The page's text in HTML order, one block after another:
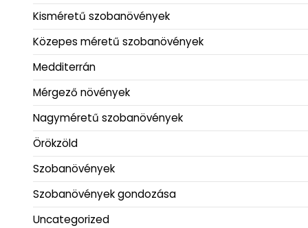
Kisméretű szobanövények
Közepes méretű szobanövények
Medditerrán
Mérgező növények
Nagyméretű szobanövények
Örökzöld
Szobanövények
Szobanövények gondozása
Uncategorized